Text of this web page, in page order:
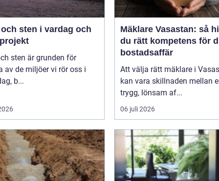
sten i vardag och
sten är grunden för
av de miljöer vi rör oss i
b...
Mäklare Vasastan: så
du rätt kompetens för
bostadsaffär
Att välja rätt mäklare i
kan vara skillnaden mellan
trygg, lönsam af...
06 juli 2026